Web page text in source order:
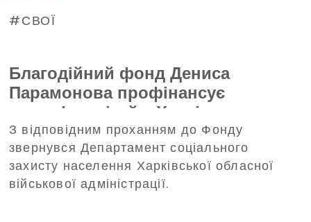
СВОЇ
Благодійний фонд Дениса
Парамонова профінансує
трансфер дітей з Харківщини на
відпочинок до Польщі
З відповідним проханням до Фонду
звернувся Департамент соціального
захисту населення Харківської обласної
військової адміністрації.